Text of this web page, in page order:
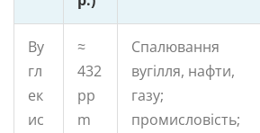
Ву
гл
ек
ис
≈
432
pp
m
Спалювання
вугілля, нафти,
газу;
промисловість;